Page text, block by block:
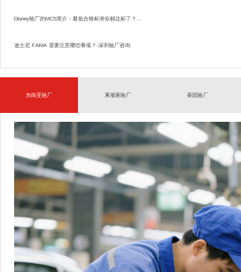
Disney验厂的MCS简介：最低合格标准你都达标了？...
迪士尼 FAMA 需要注意哪些事项？-深圳验厂咨询
东南亚验厂 柬埔寨验厂 泰国验厂